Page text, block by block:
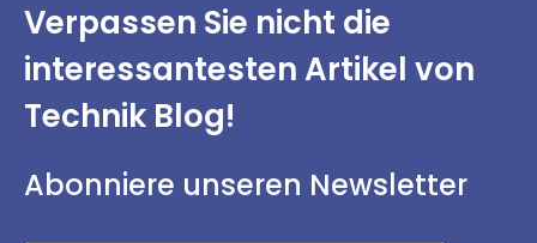
Verpassen Sie nicht die
interessantestenArtikel von
Technik Blog!
Abonniere unseren Newsletter